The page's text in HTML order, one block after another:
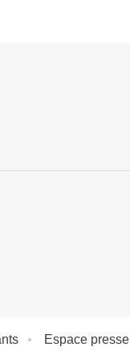
Espace presse